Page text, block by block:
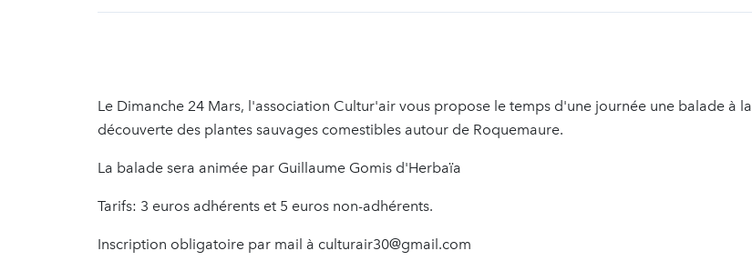
Le Dimanche 24 Mars, l'association Cultur'air vous propose le temps d'une journée une balade à la
découverte des plantes sauvages comestibles autour de Roquemaure.
La balade sera animée par Guillaume Gomis d'Herbaïa
Tarifs: 3 euros adhérents et 5 euros non-adhérents.
Inscription obligatoire par mail à culturair30@gmail.com